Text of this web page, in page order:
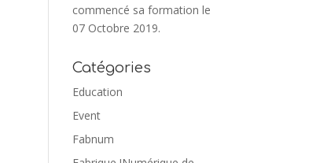
commencé sa formation le
07 Octobre 2019.
Catégories
Education
Event
Fabnum